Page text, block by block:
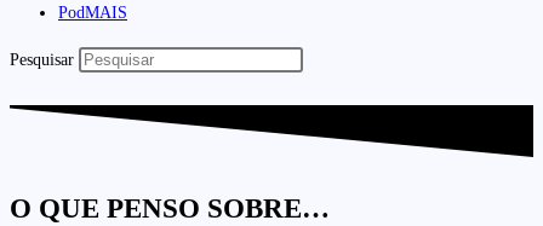
PodMAIS
Pesquisar
O QUE PENSO SOBRE…